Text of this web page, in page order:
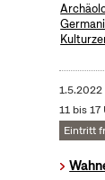
1.5.2022
11 bis 17
Eintritt